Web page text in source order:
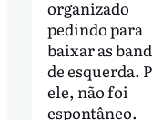
organizado
pedindo para
baixar as
de esquerda.
ele, não foi
espontâneo.